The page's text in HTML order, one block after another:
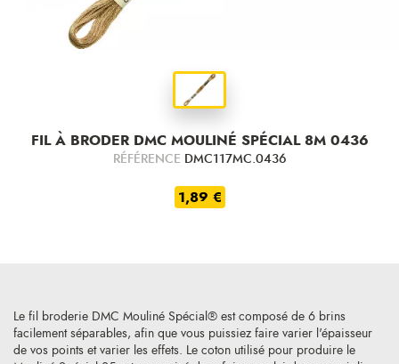
FIL À BRODER DMC MOULINÉ SPÉCIAL 8M 0436
RÉFÉRENCE DMC117MC.0436
1,89 €
Le fil broderie DMC Mouliné Spécial® est composé de 6 brins
facilement séparables, afin que vous puissiez faire varier l'épaisseur
de vos points et varier les effets. Le coton utilisé pour produire le